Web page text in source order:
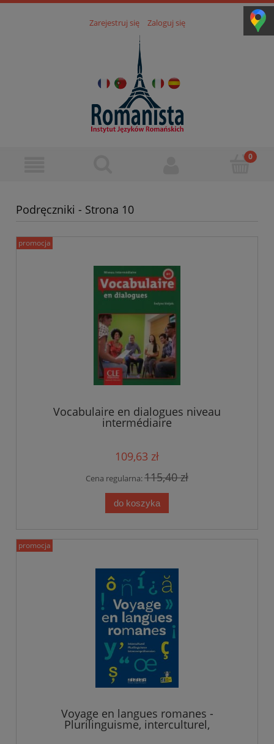
Zarejestruj się Zaloguj się
Podręczniki - Strona 10
Vocabulaire en dialogues niveau
intermédiaire
109,63 zł
Cena regularna:115,40 zł
do koszyka
promocja
Voyage en langues romanes -
Plurilinguisme, interculturel,
intercompréhension
promocja